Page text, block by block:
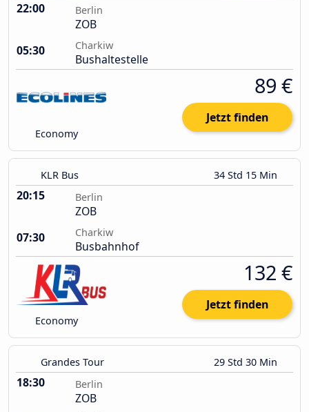
22:00 Berlin
ZOB
05:30
Charkiw
Bushaltestelle
Economy
89 €
Jetzt finden
KLR Bus 34 Std 15 Min
20:15 Berlin
ZOB
07:30
Charkiw
Busbahnhof
Economy
132 €
Jetzt finden
Grandes Tour 29 Std 30 Min
18:30 Berlin
ZOB